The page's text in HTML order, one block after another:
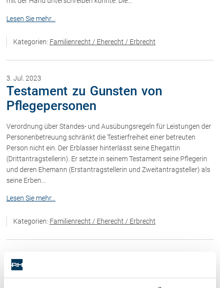
Lesen Sie mehr...
Kategorien: Familienrecht / Eherecht / Erbrecht
3. Jul. 2023
Testament zu Gunsten von
Pflegepersonen
Verordnung über Standes- und Ausübungsregeln für Leistungen der
Personenbetreuung schränkt die Testierfreiheit einer betreuten
Person nicht ein. Der Erblasser hinterlässt seine Ehegattin
(Drittantragstellerin). Er setzte in seinem Testament seine Pflegerin
und deren Ehemann (Erstantragstellerin und Zweitantragsteller) als
seine Erben...
Lesen Sie mehr...
Kategorien: Familienrecht / Eherecht / Erbrecht
22. Mai. 2023
Vaterschaftsfeststellung bei